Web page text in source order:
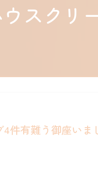
スクリ
件有難う御座いま